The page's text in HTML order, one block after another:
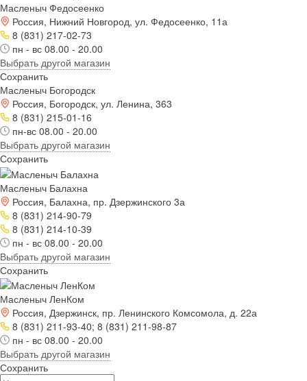
Масленыч Федосеенко
Россия, Нижний Новгород, ул. Федосеенко, 11а
8 (831) 217-02-73
пн - вс 08.00 - 20.00
Выбрать другой магазин
Сохранить
Масленыч Богородск
Россия, Богородск, ул. Ленина, 363
8 (831) 215-01-16
пн-вс 08.00 - 20.00
Выбрать другой магазин
Сохранить
Масленыч Балахна
Россия, Балахна, пр. Дзержинского 3а
8 (831) 214-90-79
8 (831) 214-10-39
пн - вс 08.00 - 20.00
Выбрать другой магазин
Сохранить
Масленыч ЛенКом
Россия, Дзержинск, пр. Ленинского Комсомола, д. 22а
8 (831) 211-93-40; 8 (831) 211-98-87
пн - вс 08.00 - 20.00
Выбрать другой магазин
Сохранить